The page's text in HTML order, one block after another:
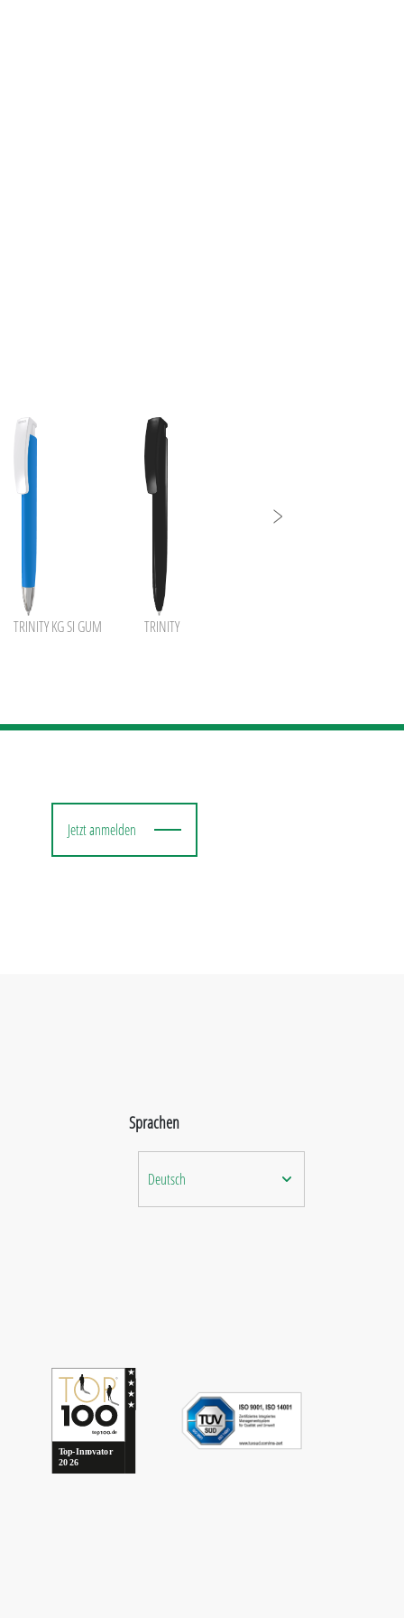
TRINITY KG SI GUM TRINITY
Jetzt anmelden
Sprachen
Deutsch